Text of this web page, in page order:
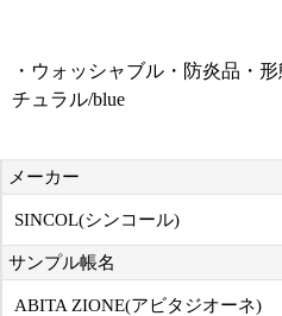
・ウォッシャブル・防炎品・
チュラル/blue
メーカー
SINCOL(シンコール)
サンプル帳名
ABITA ZIONE(アビタジオーネ)